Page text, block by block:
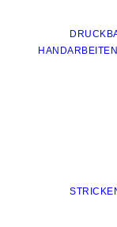
HANDARBEITEN